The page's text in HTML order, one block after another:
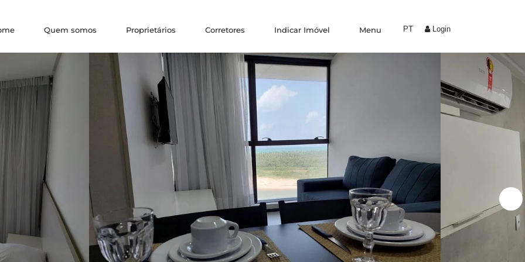
PT Login
Quem somos Proprietários Corretores Indicar Imóvel Menu
Experiências
Trabalhe Conosco
Condomínio by Yolo
Fale conosco